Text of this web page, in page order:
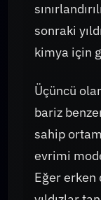
sonraki
kimya için
Üçüncü
bariz
sahip
evrimi
Eğer erken